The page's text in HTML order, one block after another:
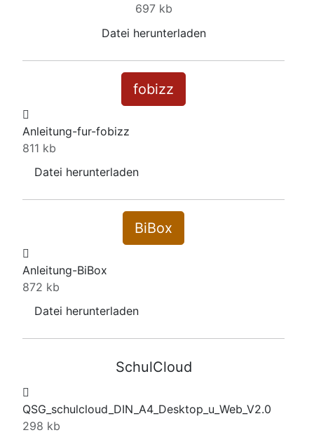
697 kb
Datei herunterladen
fobizz
Anleitung-fur-fobizz
811 kb
Datei herunterladen
BiBox
Anleitung-BiBox
872 kb
Datei herunterladen
SchulCloud
QSG_schulcloud_DIN_A4_Desktop_u_Web_V2.0
298 kb